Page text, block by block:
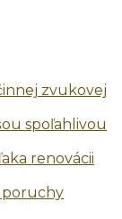
zvukovej
spoľahlivou
renovácii
poruchy